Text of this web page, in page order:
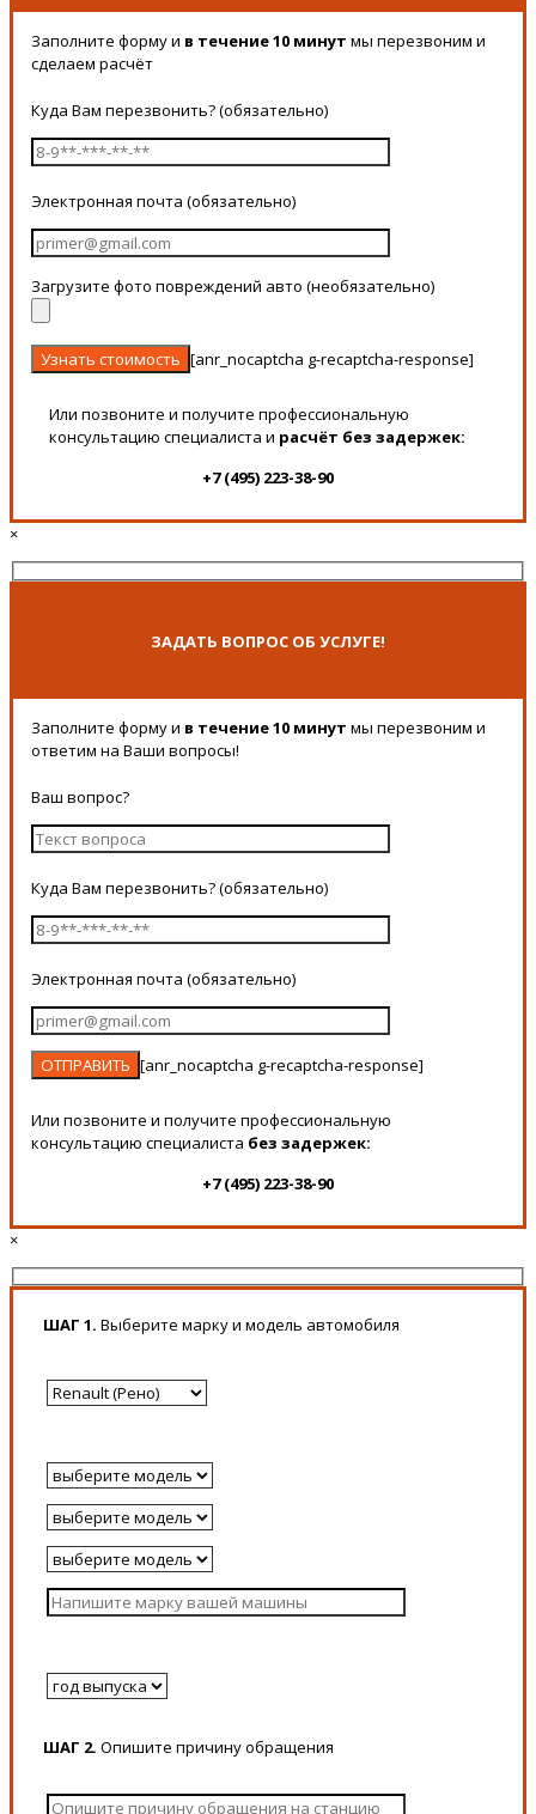
Заполните форму и в течение 10 минут мы перезвоним и
сделаем расчёт
Куда Вам перезвонить? (обязательно)
Электронная почта (обязательно)
Загрузите фото повреждений авто (необязательно)
[anr_nocaptcha g-recaptcha-response]
Или позвоните и получите профессиональную
консультацию специалиста и расчёт без задержек:
+7 (495) 223-38-90
×
ЗАДАТЬ ВОПРОС ОБ УСЛУГЕ!
Заполните форму и в течение 10 минут мы перезвоним и
ответим на Ваши вопросы!
Ваш вопрос?
Куда Вам перезвонить? (обязательно)
Электронная почта (обязательно)
[anr_nocaptcha g-recaptcha-response]
Или позвоните и получите профессиональную
консультацию специалиста без задержек:
+7 (495) 223-38-90
×
ШАГ 1. Выберите марку и модель автомобиля
ШАГ 2. Опишите причину обращения